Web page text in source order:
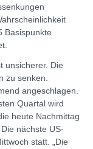
Basispunkte
unsicherer. Die
zu senken.
angeschlagen.
Quartal wird
heute Nachmittag
nächste US-
statt. „Die